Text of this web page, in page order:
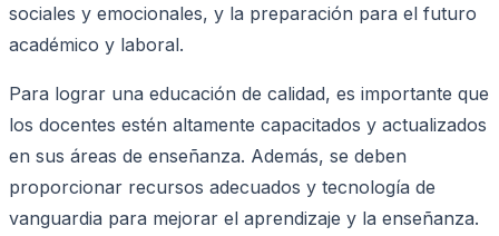
sociales y emocionales, y la preparación para el futuro
académico y laboral.
Para lograr una educación de calidad, es importante que
los docentes estén altamente capacitados y actualizados
en sus áreas de enseñanza. Además, se deben
proporcionar recursos adecuados y tecnología de
vanguardia para mejorar el aprendizaje y la enseñanza.